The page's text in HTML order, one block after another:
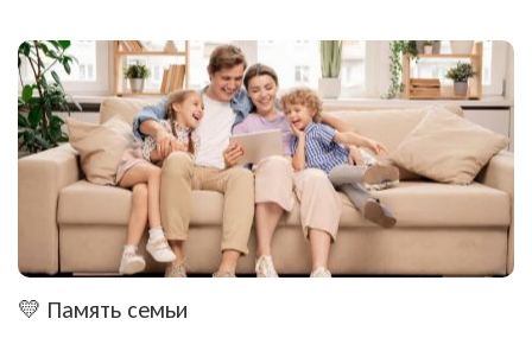
💛 Память семьи